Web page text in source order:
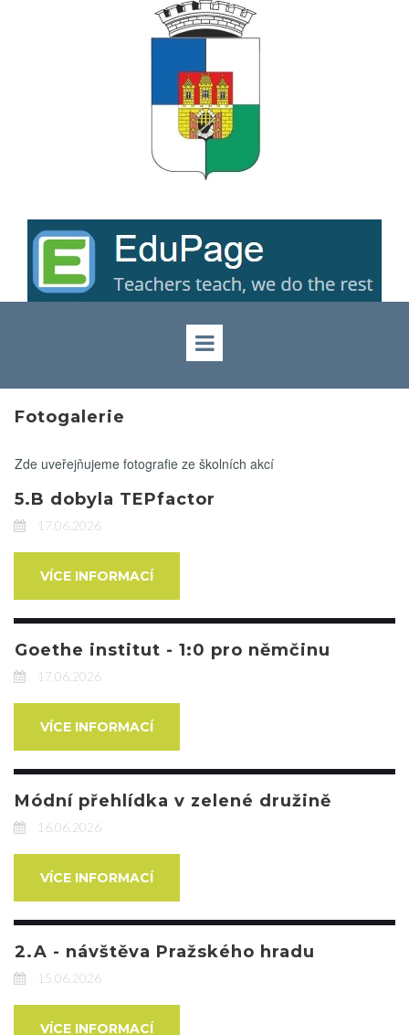
Fotogalerie
Zde uveřejňujeme fotografie ze školních akcí
5.B dobyla TEPfactor
17.06.2026
VÍCE INFORMACÍ
Goethe institut - 1:0 pro němčinu
17.06.2026
VÍCE INFORMACÍ
Módní přehlídka v zelené družině
16.06.2026
VÍCE INFORMACÍ
2.A - návštěva Pražského hradu
15.06.2026
VÍCE INFORMACÍ